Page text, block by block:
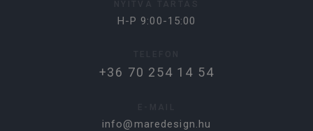
H-P 9:00-15:00
+36 70 254 14 54
info@maredesign.hu